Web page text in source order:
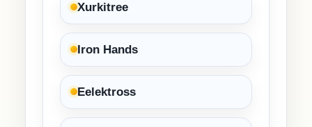
Xurkitree
Iron Hands
Eelektross